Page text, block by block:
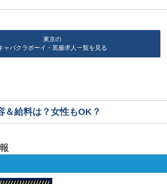
東京の
ャバクラボーイ・黒服求人一覧を見る
＆給料は？女性もOK？